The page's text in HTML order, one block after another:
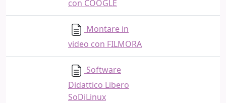
con COOGLE
Montare in
video con FILMORA
Software
Didattico Libero
SoDiLinux